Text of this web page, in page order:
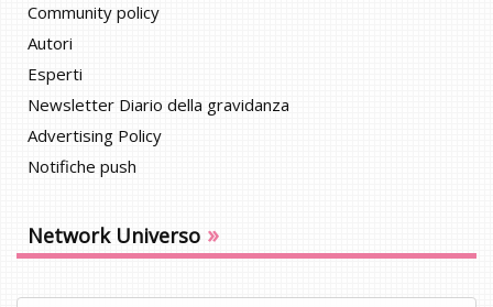
Community policy
Autori
Esperti
Newsletter Diario della gravidanza
Advertising Policy
Notifiche push
Network Universo »